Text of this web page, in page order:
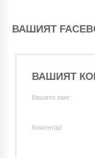
ВАШИЯТ
ВАШИЯТ
Вашето име:
Коментар: